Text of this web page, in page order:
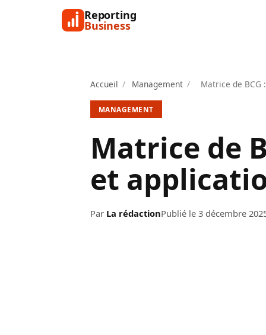
Reporting
Business
Accueil / Management / Matrice de
MANAGEMENT
Matrice de
et
Par La rédactionPublié le 3 décembre